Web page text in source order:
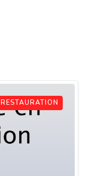
RESTAURATION